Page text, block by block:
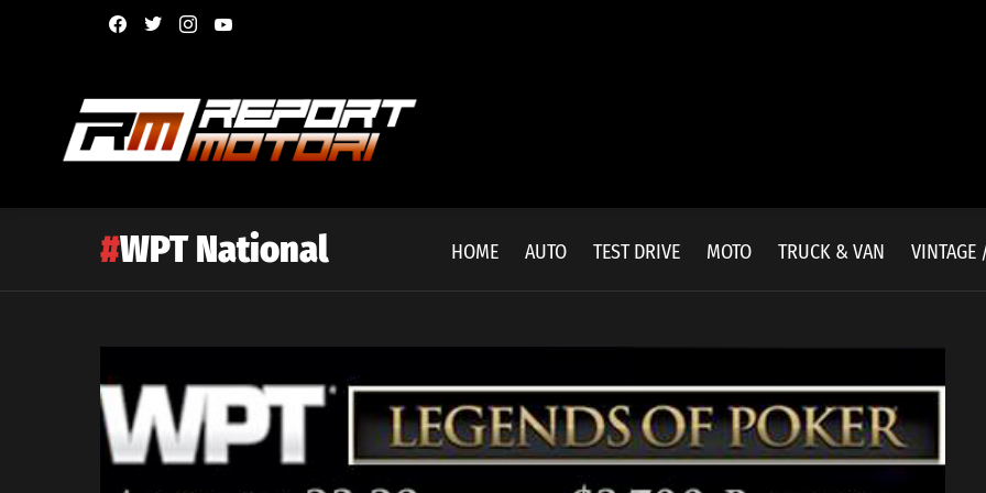
facebooktwitterinstagram
HOME AUTO TEST DRIVE MOTO TRUCK & VAN VINTAGE
WPT National
Latest
story